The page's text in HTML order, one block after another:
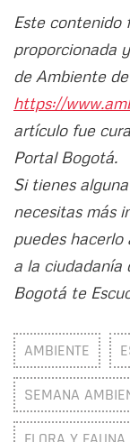
Este contenido
proporcionada
de Ambiente
https://
artículo fue
Portal Bogotá.
Si tienes
necesitas más
puedes hacerlo
a la ciudadanía
Bogotá te
AMBIENTE
SEMANA